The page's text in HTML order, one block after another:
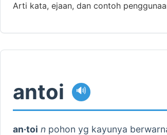
Arti kata, ejaan, dan contoh
antoi 🔊
an·toi n pohon yg kayunya